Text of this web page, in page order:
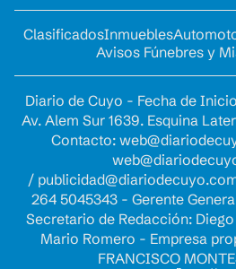
ClasificadosInmuebles
Avisos Fúnebres y
Diario de Cuyo - Fecha de
Av. Alem Sur 1639. Esquina
Contacto:
/
264 5045343 - Gerente
Secretario de Redacción:
Mario Romero - Empresa
FRANCISCO